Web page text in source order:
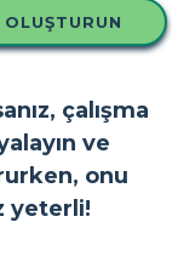
çalışma
ve
onu
yeterli!